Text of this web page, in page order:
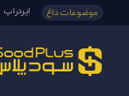
موضوعات داغ ایردراپ